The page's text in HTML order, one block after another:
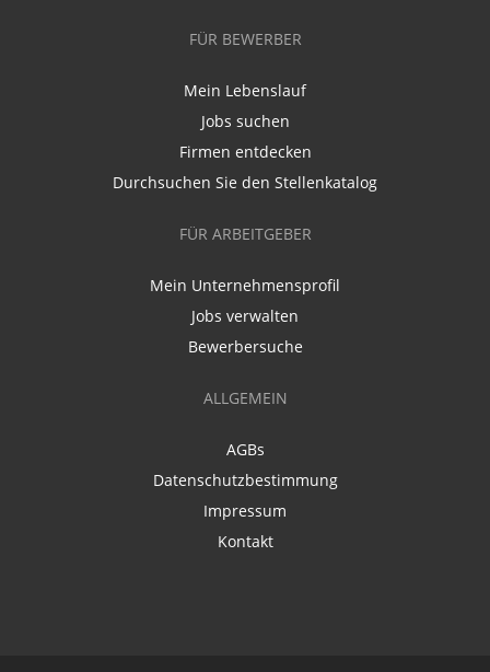
FÜR BEWERBER
Mein Lebenslauf
Jobs suchen
Firmen entdecken
Durchsuchen Sie den Stellenkatalog
FÜR ARBEITGEBER
Mein Unternehmensprofil
Jobs verwalten
Bewerbersuche
ALLGEMEIN
AGBs
Datenschutzbestimmung
Impressum
Kontakt